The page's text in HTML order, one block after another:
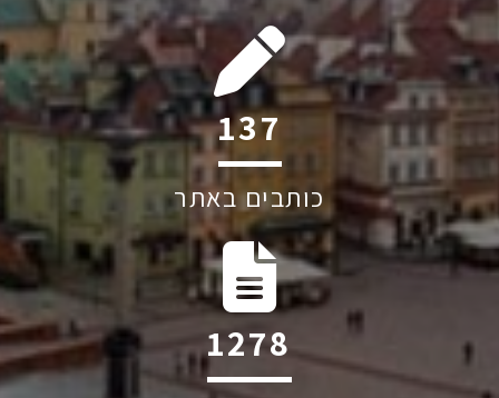
200
כותבים באתר
1863